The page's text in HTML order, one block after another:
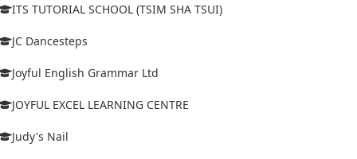
ITS TUTORIAL SCHOOL (TSIM SHA TSUI)
JC Dancesteps
Joyful English Grammar Ltd
JOYFUL EXCEL LEARNING CENTRE
Judy's Nail